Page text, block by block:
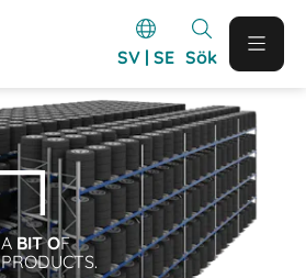
SV | SE Sök
ABIT OF
PRODUCTS.